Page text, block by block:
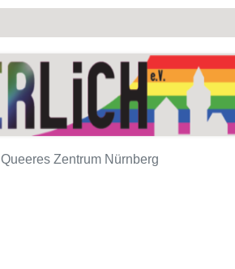
Queeres Zentrum Nürnberg